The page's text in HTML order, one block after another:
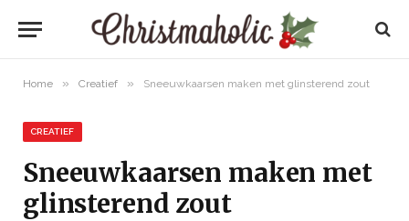
Home » Creatief » Sneeuwkaarsen maken met glinsterend zout
CREATIEF
Sneeuwkaarsen maken met
glinsterend zout